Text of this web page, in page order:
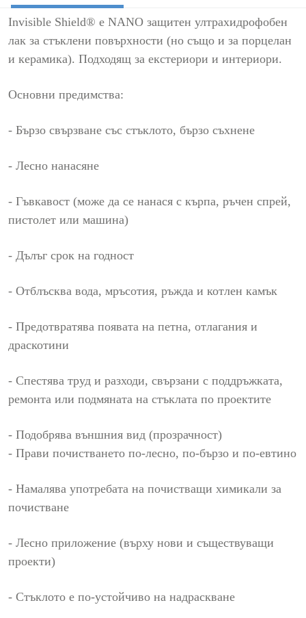
Invisible Shield® е NANO защитен ултрахидрофобен
лак за стъклени повърхности (но също и за порцелан
и керамика). Подходящ за екстериори и интериори.
Основни предимства:
- Бързо свързване със стъклото, бързо съхнене
- Лесно нанасяне
- Гъвкавост (може да се нанася с кърпа, ръчен спрей,
пистолет или машина)
- Дълъг срок на годност
- Отблъсква вода, мръсотия, ръжда и котлен камък
- Предотвратява появата на петна, отлагания и
драскотини
- Спестява труд и разходи, свързани с поддръжката,
ремонта или подмяната на стъклата по проектите
- Подобрява външния вид (прозрачност)
- Прави почистването по-лесно, по-бързо и по-евтино
- Намалява употребата на почистващи химикали за
почистване
- Лесно приложение (върху нови и съществуващи
проекти)
- Стъклото е по-устойчиво на надраскване